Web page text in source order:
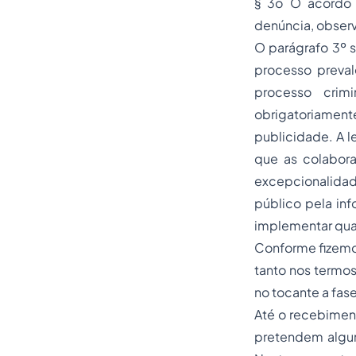
denúncia,
O parágrafo 3º
processo
processo
publicidade. A
que as
público pela
implementar
Conforme
tanto nos
no tocante a
Até o
pretendem